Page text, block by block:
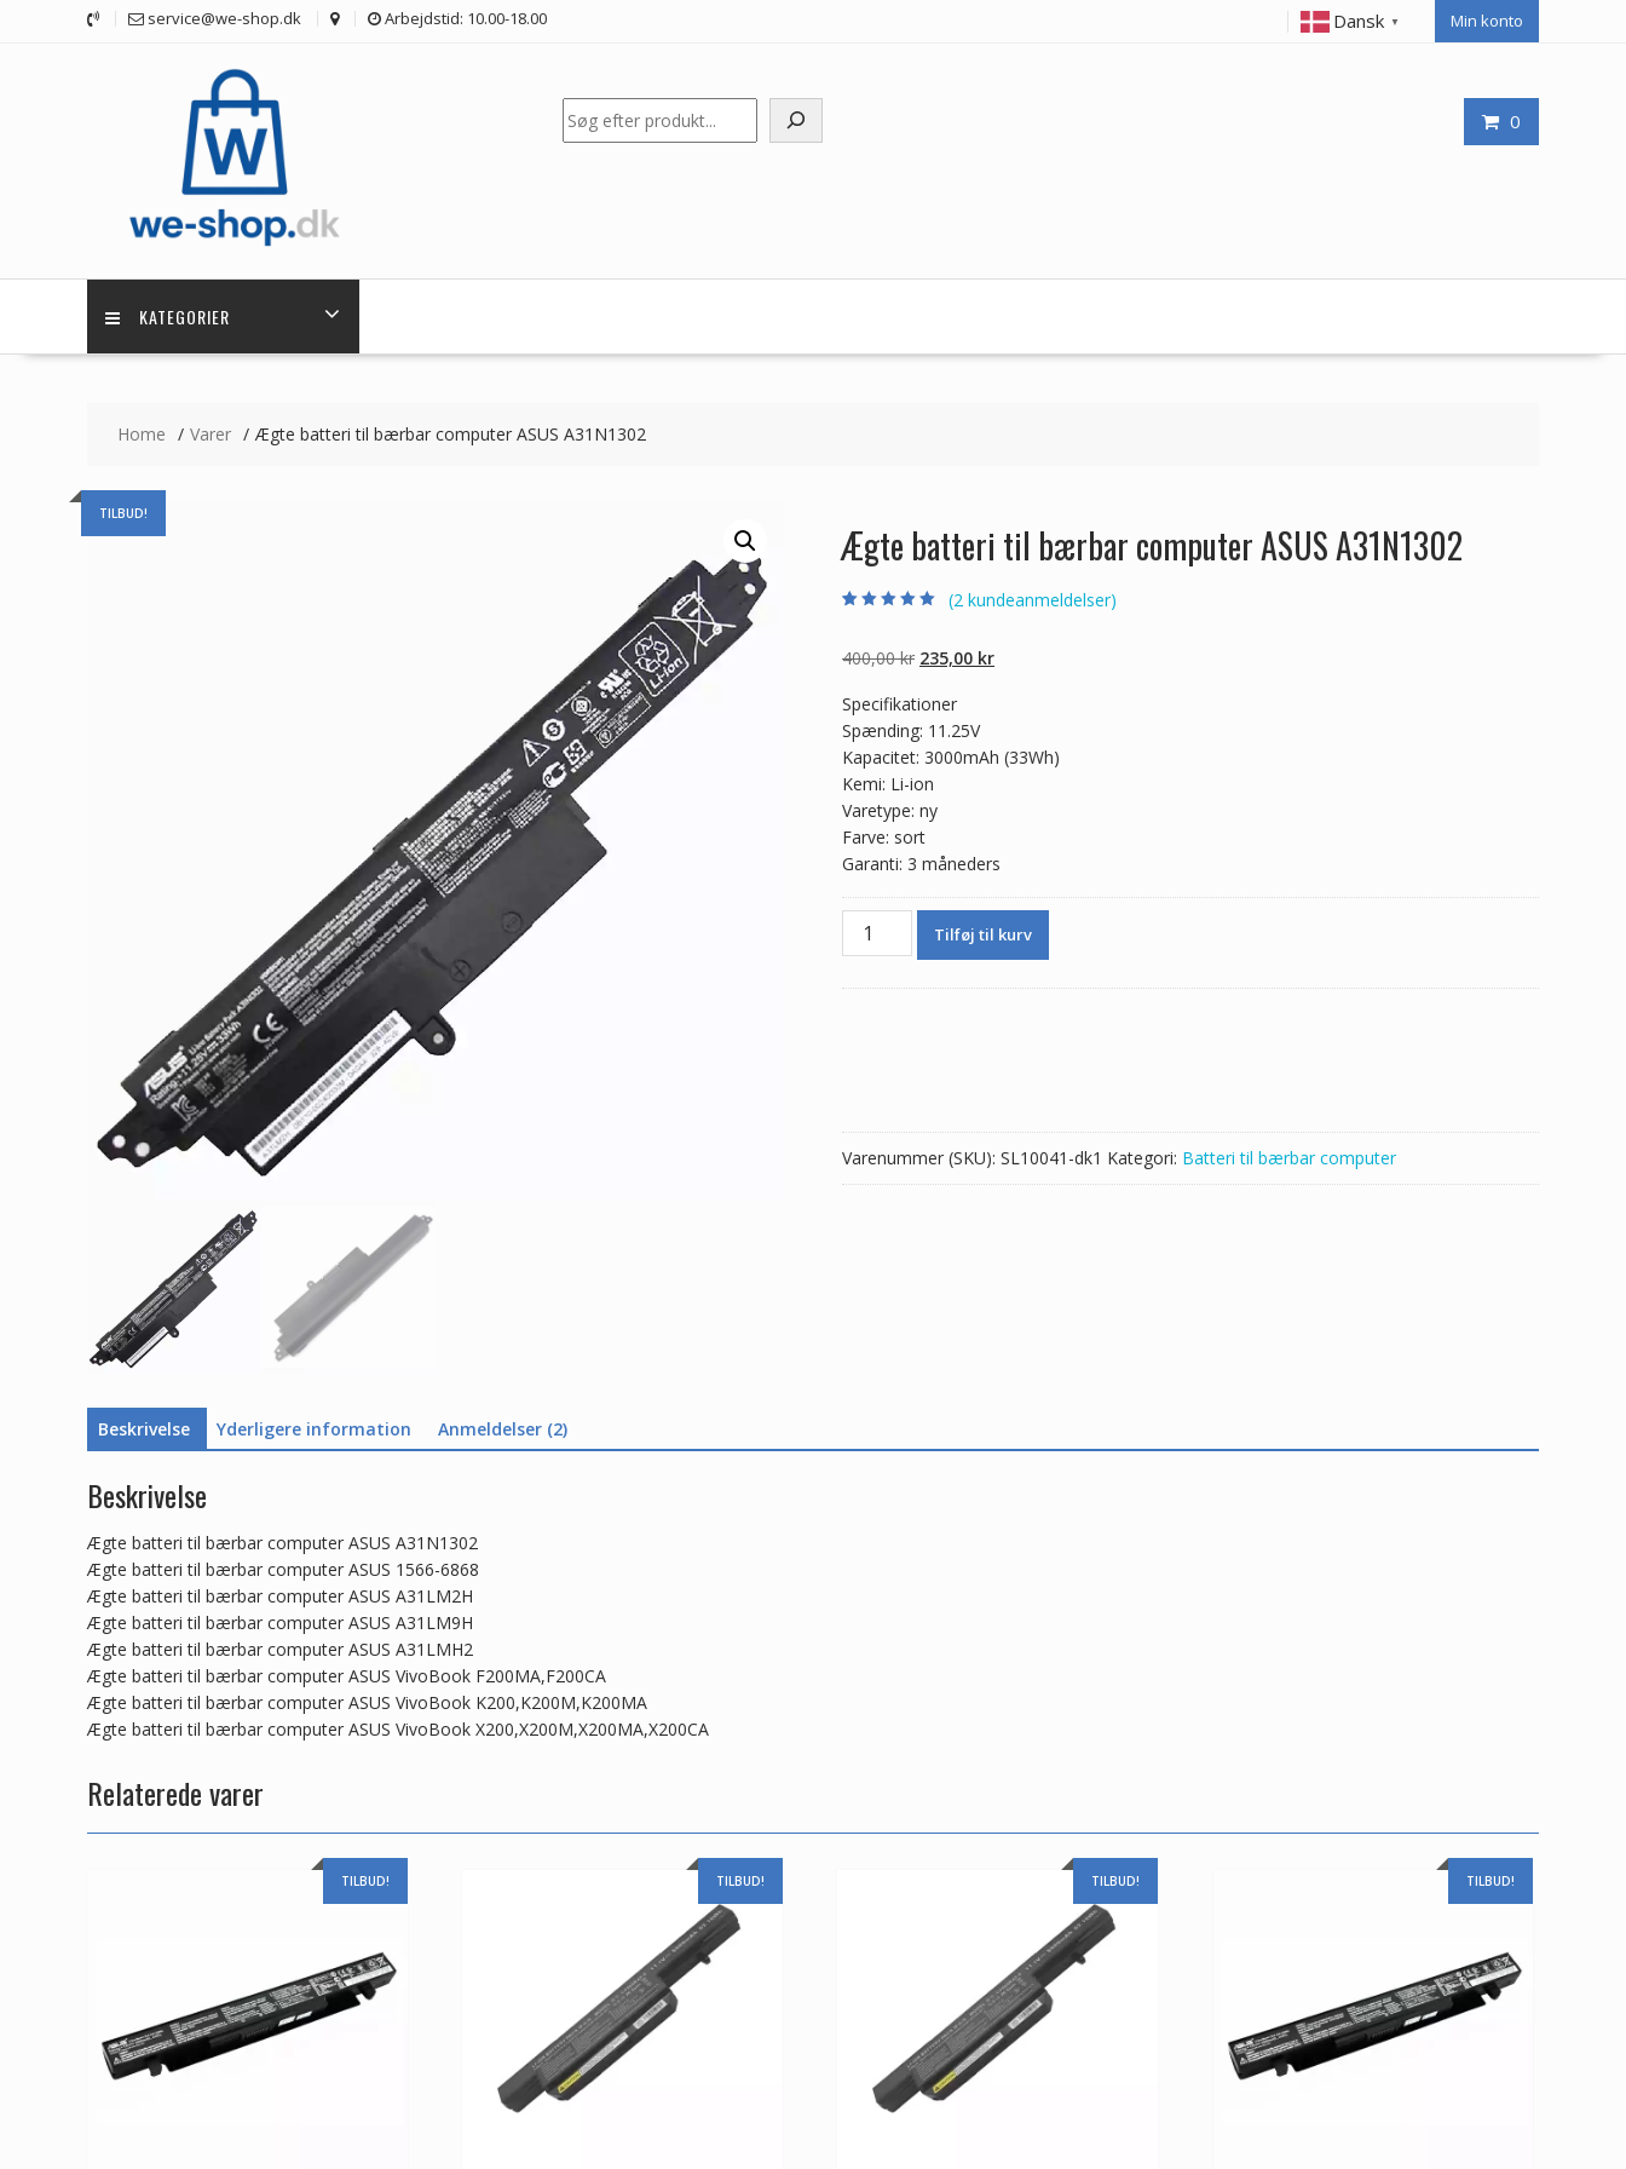
service@we-shop.dk Arbejdstid: 10.00-18.00 Dansk ▼ Min konto
0
Søg
KATEGORIER
Home Varer Ægte batteri til bærbar computer ASUS A31N1302
TILBUD!
Ægte batteri til bærbar computer ASUS A31N1302
baseret på
kundebedømmel
(2 kundeanmeldelser)
400,00kr Den
pris
var:
400,00 kr.
235,00 krDen
235,00 kr.
Specifikationer
Spænding: 11.25V
Kapacitet: 3000mAh (33Wh)
Kemi: Li-ion
Varetype: ny
Farve: sort
Garanti: 3 måneders
Ægte
batteri
Tilføj til kurv
Varenummer (SKU): SL10041-dk1 Kategori: Batteri til bærbar computer
Beskrivelse Yderligere information Anmeldelser (2)
Beskrivelse
Ægte batteri til bærbar computer ASUS A31N1302
Ægte batteri til bærbar computer ASUS 1566-6868
Ægte batteri til bærbar computer ASUS A31LM2H
Ægte batteri til bærbar computer ASUS A31LM9H
Ægte batteri til bærbar computer ASUS A31LMH2
Ægte batteri til bærbar computer ASUS VivoBook F200MA,F200CA
Ægte batteri til bærbar computer ASUS VivoBook K200,K200M,K200MA
Ægte batteri til bærbar computer ASUS VivoBook X200,X200M,X200MA,X200CA
Relaterede varer
TILBUD! TILBUD! TILBUD! TILBUD!